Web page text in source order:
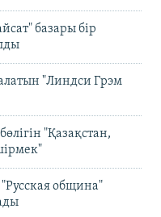
базары бір
"Линдси Грэм
"Қазақстан,
община"